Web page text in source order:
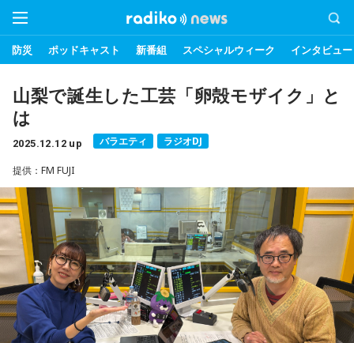
防災 ポッドキャスト 新番組 スペシャルウィーク インタビュー
山梨で誕生した工芸「卵殻モザイク」と
は
2025.12.12 up バラエティ ラジオDJ
提供：FM FUJI